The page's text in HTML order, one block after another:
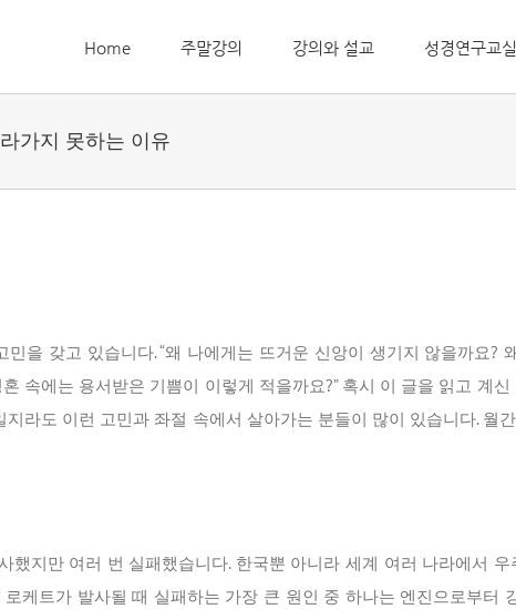
Home 주말강의 강의와 설교 성경연구교실
가지 못하는 이유
을 갖고 있습니다. “왜 나에게는 뜨거운 신앙이 생기지 않을까요
속에는 용서받은 기쁨이 이렇게 적을까요?” 혹시 이 글을 읽고 계
라도 이런 고민과 좌절 속에서 살아가는 분들이 많이 있습니다. 월
했지만 여러 번 실패했습니다. 한국뿐 아니라 세계 여러 나라에서
케트가 발사될 때 실패하는 가장 큰 원인 중 하나는 엔진으로부터